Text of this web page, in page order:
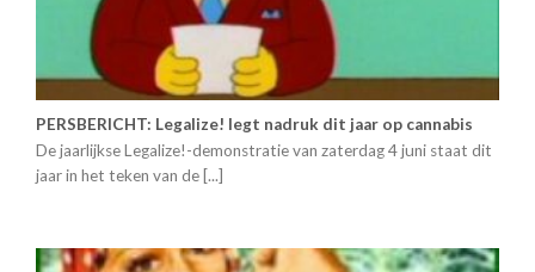
PERSBERICHT: Legalize! legt nadruk dit jaar op cannabis
De jaarlijkse Legalize!-demonstratie van zaterdag 4 juni staat dit
jaar in het teken van de [...]